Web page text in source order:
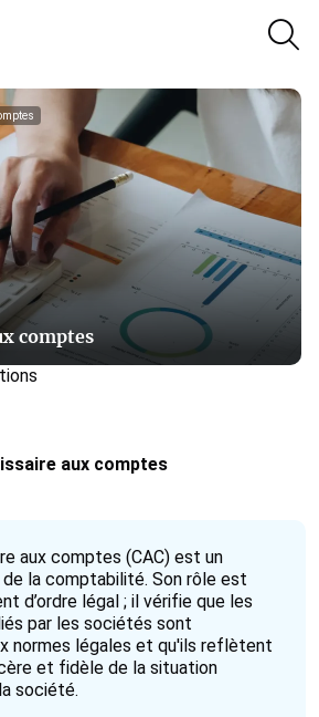
comptes
aux comptes
aux comptes (CAC) est un
la comptabilité. Son rôle est
d’ordre légal ; il vérifie que les
par les sociétés sont
normes légales et qu'ils reflètent
et fidèle de la situation
société.